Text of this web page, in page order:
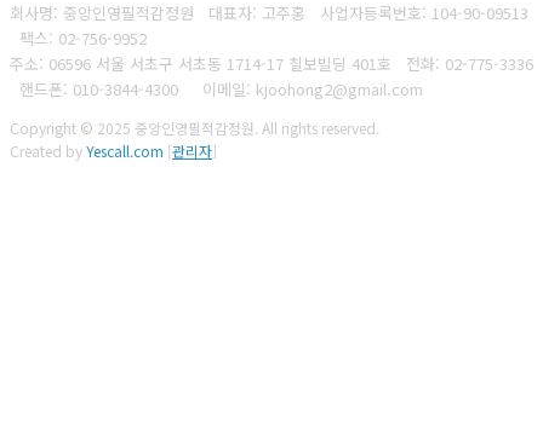
회사명: 중앙인영필적감정원 대표자: 고주홍 사업자등록번호: 104-90-09513
팩스: 02-756-9952
주소: 06596 서울 서초구 서초동 1714-17 칠보빌딩 401호 전화: 02-775-3336
핸드폰: 010-3844-4300 이메일: kjoohong2@gmail.com
Copyright © 2025 중앙인영필적감정원. All rights reserved.
Created byYescall.com [관리자]